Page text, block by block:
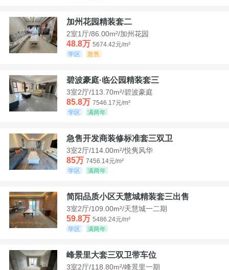
加州花园精装套二
2室1厅/86.00m²/加州花园
48.8万 5674.42元/m²
学区
急售
碧波豪庭·临公园精装套三
3室2厅/113.70m²/碧波豪庭
85.8万 7546.17元/m²
学区
满两年
急售开发商装修标准套三双卫
3室2厅/114.00m²/悦隽风华
85万 7456.14元/m²
学区
满两年
简阳品质小区天慧城精装套三出售
3室2厅/109.00m²/天慧城一二期
59.8万 5486.24元/m²
学区
满两年
峰景里大套三双卫带车位
3室2厅/118.80m²/峰景里一期